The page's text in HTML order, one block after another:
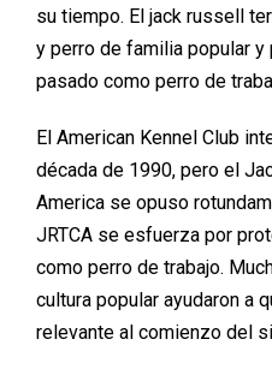
su tiempo. El jack russell
y perro de familia popular y
pasado como perro de
El American Kennel Club
década de 1990, pero el
America se opuso
JRTCA se esfuerza por
como perro de trabajo.
cultura popular ayudaron a
relevante al comienzo del